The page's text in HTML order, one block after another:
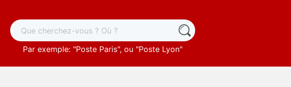
Par exemple: "Poste Paris", ou "Poste Lyon"